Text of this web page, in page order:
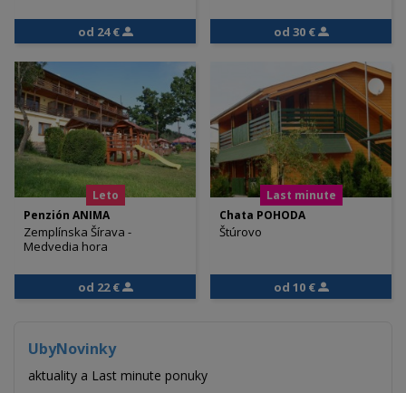
od 24 € od 30 €
Penzión ANIMA
Zemplínska Šírava -
Medvedia hora
Leto
od 22 €
Chata POHODA
Štúrovo
Last minute
od 10 €
UbyNovinky
aktuality a Last minute ponuky